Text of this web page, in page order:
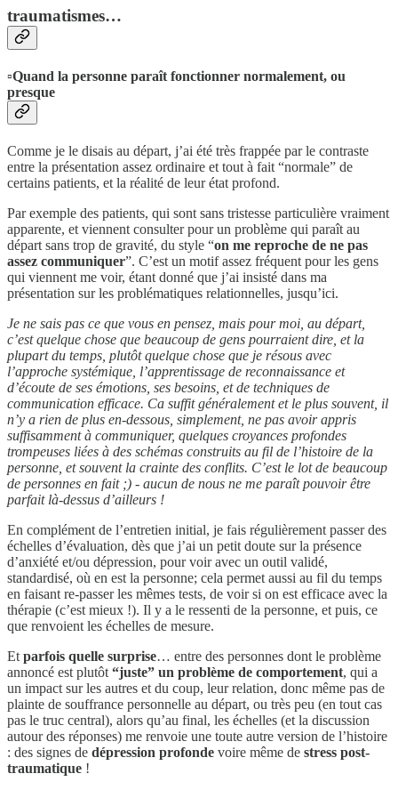
traumatismes…
▫️Quand la personne paraît fonctionner normalement, ou
presque
Comme je le disais au départ, j’ai été très frappée par le contraste
entre la présentation assez ordinaire et tout à fait “normale” de
certains patients, et la réalité de leur état profond.
Par exemple des patients, qui sont sans tristesse particulière vraiment
apparente, et viennent consulter pour un problème qui paraît au
départ sans trop de gravité, du style “on me reproche de ne pas
assez communiquer”. C’est un motif assez fréquent pour les gens
qui viennent me voir, étant donné que j’ai insisté dans ma
présentation sur les problématiques relationnelles, jusqu’ici.
Je ne sais pas ce que vous en pensez, mais pour moi, au départ,
c’est quelque chose que beaucoup de gens pourraient dire, et la
plupart du temps, plutôt quelque chose que je résous avec
l’approche systémique, l’apprentissage de reconnaissance et
d’écoute de ses émotions, ses besoins, et de techniques de
communication efficace. Ca suffit généralement et le plus souvent, il
n’y a rien de plus en-dessous, simplement, ne pas avoir appris
suffisamment à communiquer, quelques croyances profondes
trompeuses liées à des schémas construits au fil de l’histoire de la
personne, et souvent la crainte des conflits. C’est le lot de beaucoup
de personnes en fait ;) - aucun de nous ne me paraît pouvoir être
parfait là-dessus d’ailleurs !
En complément de l’entretien initial, je fais régulièrement passer des
échelles d’évaluation, dès que j’ai un petit doute sur la présence
d’anxiété et/ou dépression, pour voir avec un outil validé,
standardisé, où en est la personne; cela permet aussi au fil du temps
en faisant re-passer les mêmes tests, de voir si on est efficace avec la
thérapie (c’est mieux !). Il y a le ressenti de la personne, et puis, ce
que renvoient les échelles de mesure.
Et parfois quelle surprise… entre des personnes dont le problème
annoncé est plutôt “juste” un problème de comportement, qui a
un impact sur les autres et du coup, leur relation, donc même pas de
plainte de souffrance personnelle au départ, ou très peu (en tout cas
pas le truc central), alors qu’au final, les échelles (et la discussion
autour des réponses) me renvoie une toute autre version de l’histoire
: des signes de dépression profonde voire même de stress post-
traumatique !